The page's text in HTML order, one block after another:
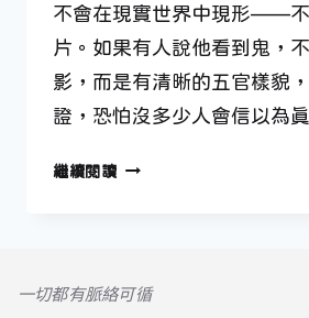
不會在現實世界中現形——
片。如果有人說他看到鬼，
影，而是有清晰的五官樣貌
證，恐怕沒多少人會信以為
繼續閱讀6
認
一切都有脈絡可循